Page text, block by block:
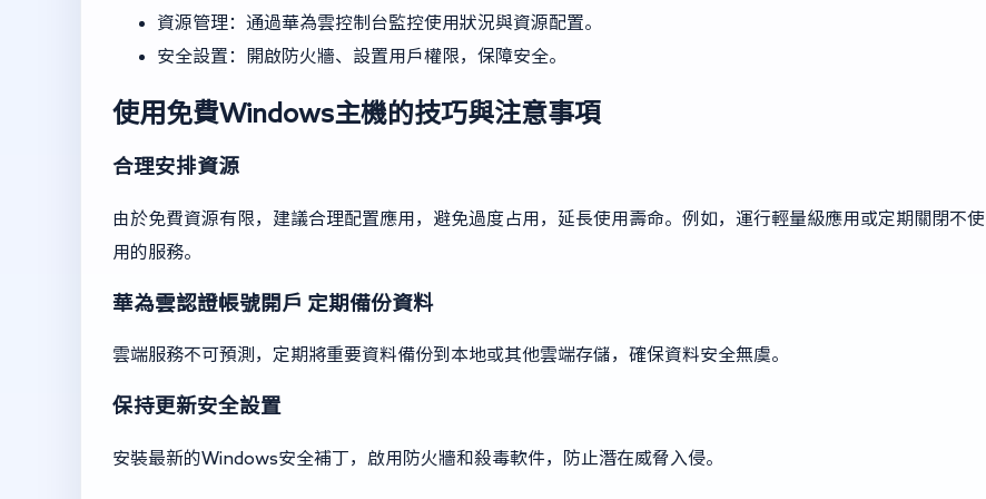
資源管理：通過華為雲控制台監控使用狀況與資源配置。
安全設置：開啟防火牆、設置用戶權限，保障安全。
使用免費Windows主機的技巧與注意事項
合理安排資源
由於免費資源有限，建議合理配置應用，避免過度占用，延長使用壽命。例如，運行輕量級應用或定期關閉不使
用的服務。
華為雲認證帳號開戶 定期備份資料
雲端服務不可預測，定期將重要資料備份到本地或其他雲端存儲，確保資料安全無虞。
保持更新安全設置
安裝最新的Windows安全補丁，啟用防火牆和殺毒軟件，防止潛在威脅入侵。